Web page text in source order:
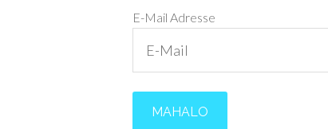
E-Mail Adresse